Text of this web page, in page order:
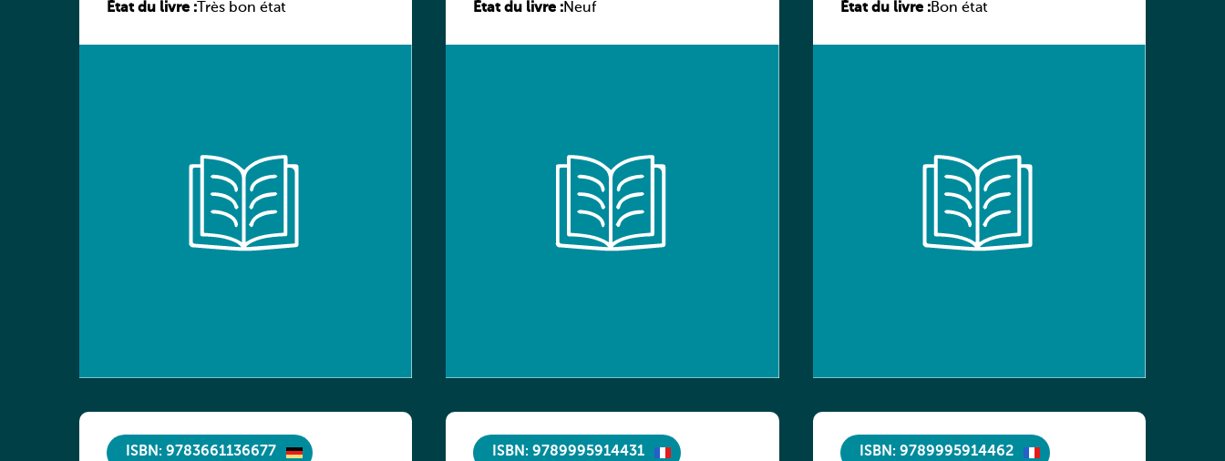
État du livre : Très bon état
Arbeitsheft
État du livre :Neuf
Sprachbuch
État du livre :Bon état
ISBN: 9783661136677 ISBN: 9789995914431 ISBN: 9789995914462